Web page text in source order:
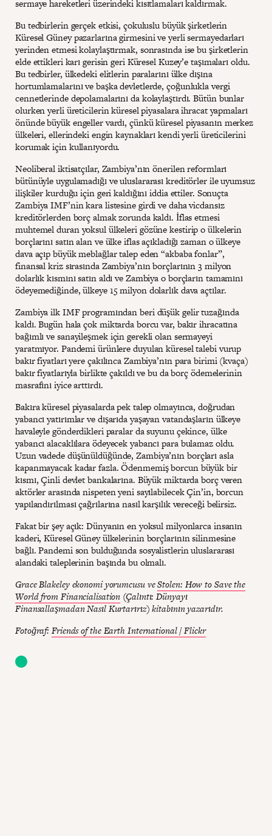
sermaye hareketleri üzerindeki kısıtlamaları kaldırmak.
Bu tedbirlerin gerçek etkisi, çokuluslu büyük şirketlerin
Küresel Güney pazarlarına girmesini ve yerli sermayedarları
yerinden etmesi kolaylaştırmak, sonrasında ise bu şirketlerin
elde ettikleri karı gerisin geri Küresel Kuzey’e taşımaları oldu.
Bu tedbirler, ülkedeki elitlerin paralarını ülke dışına
hortumlamalarını ve başka devletlerde, çoğunlukla vergi
cennetlerinde depolamalarını da kolaylaştırdı. Bütün bunlar
olurken yerli üreticilerin küresel piyasalara ihracat yapmaları
önünde büyük engeller vardı, çünkü küresel piyasanın merkez
ülkeleri, ellerindeki engin kaynakları kendi yerli üreticilerini
korumak için kullanıyordu.
Neoliberal iktisatçılar, Zambiya’nın önerilen reformları
bütünüyle uygulamadığı ve uluslararası kreditörler ile uyumsuz
ilişkiler kurduğu için geri kaldığını iddia ettiler. Sonuçta
Zambiya IMF’nin kara listesine girdi ve daha vicdansız
kreditörlerden borç almak zorunda kaldı. İflas etmesi
muhtemel duran yoksul ülkeleri gözüne kestirip o ülkelerin
borçlarını satın alan ve ülke iflas açıkladığı zaman o ülkeye
dava açıp büyük meblağlar talep eden “akbaba fonlar”,
finansal kriz sırasında Zambiya’nın borçlarının 3 milyon
dolarlık kısmını satın aldı ve Zambiya o borçların tamamını
ödeyemediğinde, ülkeye 15 milyon dolarlık dava açtılar.
Zambiya ilk IMF programından beri düşük gelir tuzağında
kaldı. Bugün hala çok miktarda borcu var, bakır ihracatına
bağımlı ve sanayileşmek için gerekli olan sermayeyi
yaratmıyor. Pandemi ürünlere duyulan küresel talebi vurup
bakır fiyatları yere çakılınca Zambiya’nın para birimi (kvaça)
bakır fiyatlarıyla birlikte çakıldı ve bu da borç ödemelerinin
masrafını iyice arttırdı.
Bakıra küresel piyasalarda pek talep olmayınca, doğrudan
yabancı yatırımlar ve dışarıda yaşayan vatandaşların ülkeye
havaleyle gönderdikleri paralar da suyunu çekince, ülke
yabancı alacaklılara ödeyecek yabancı para bulamaz oldu.
Uzun vadede düşünüldüğünde, Zambiya’nın borçları asla
kapanmayacak kadar fazla. Ödenmemiş borcun büyük bir
kısmı, Çinli devlet bankalarına. Büyük miktarda borç veren
aktörler arasında nispeten yeni sayılabilecek Çin’in, borcun
yapılandırılması çağrılarına nasıl karşılık vereceği belirsiz.
Fakat bir şey açık: Dünyanın en yoksul milyonlarca insanın
kaderi, Küresel Güney ülkelerinin borçlarının silinmesine
bağlı. Pandemi son bulduğunda sosyalistlerin uluslararası
alandaki taleplerinin başında bu olmalı.
Grace Blakeley ekonomi yorumcusu veStolen: How to Save the
World from Financialisation (Çalıntı: Dünyayı
Finansallaşmadan Nasıl Kurtarırız) kitabının yazarıdır.
Fotoğraf: Friends of the Earth International / Flickr